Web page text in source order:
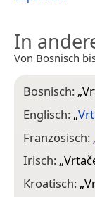
In
Von Bosnisch
Bosnisch: „
Englisch: „
Französisch:
Irisch: „
Kroatisch: „